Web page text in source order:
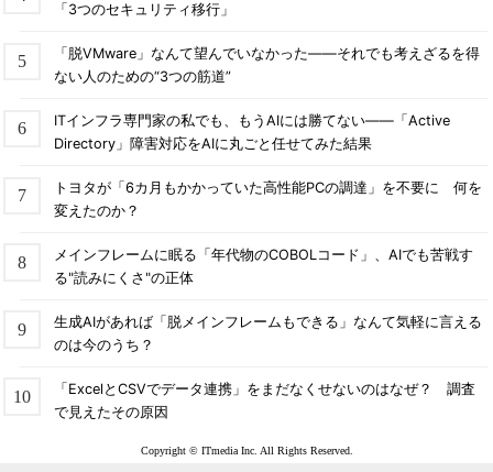
「3つのセキュリティ移行」
「脱VMware」なんて望んでいなかった――それでも考えざるを得
ない人のための“3つの筋道”
ITインフラ専門家の私でも、もうAIには勝てない――「Active
Directory」障害対応をAIに丸ごと任せてみた結果
トヨタが「6カ月もかかっていた高性能PCの調達」を不要に 何を
変えたのか？
メインフレームに眠る「年代物のCOBOLコード」、AIでも苦戦す
る"読みにくさ"の正体
生成AIがあれば「脱メインフレームもできる」なんて気軽に言える
のは今のうち？
「ExcelとCSVでデータ連携」をまだなくせないのはなぜ？ 調査
で見えたその原因
Copyright © ITmedia Inc. All Rights Reserved.